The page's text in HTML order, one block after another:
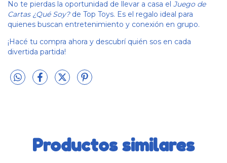
No te pierdas la oportunidad de llevar a casa el Juego de
Cartas ¿Qué Soy?de Top Toys. Es el regalo ideal para
quienes buscan entretenimiento y conexión en grupo.
¡Hacé tu compra ahora y descubrí quién sos en cada
divertida partida!
Productos similares